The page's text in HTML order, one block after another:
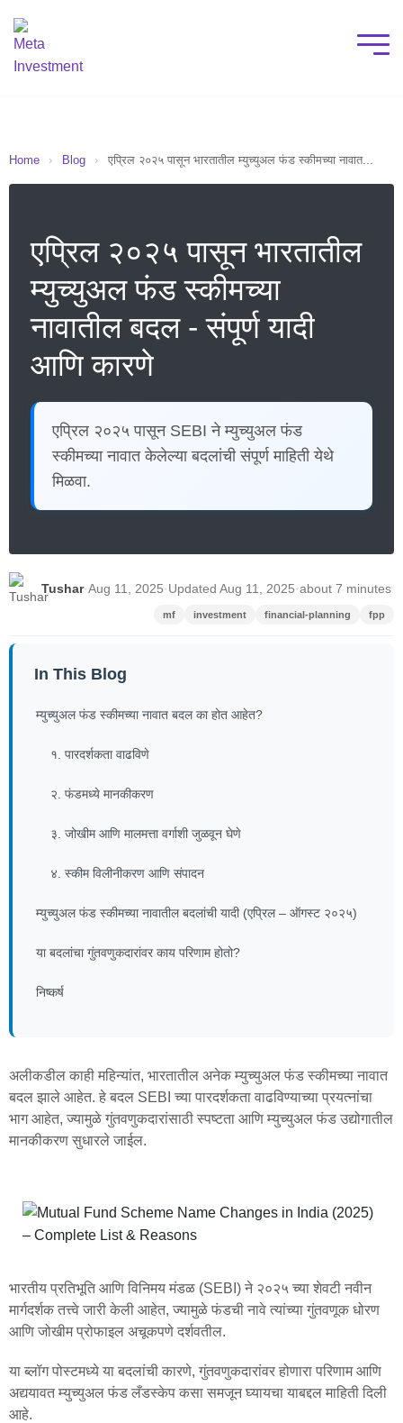
Home › Blog › एप्रिल २०२५ पासून भारतातील म्युच्युअल फंड स्कीमच्या नावात...
एप्रिल २०२५ पासून भारतातील
म्युच्युअल फंड स्कीमच्या
नावातील बदल - संपूर्ण यादी
आणि कारणे
एप्रिल २०२५ पासून SEBI ने म्युच्युअल फंड
स्कीमच्या नावात केलेल्या बदलांची संपूर्ण माहिती येथे
मिळवा.
Tushar·Aug 11, 2025·Updated Aug 11, 2025·about 7 minutes
mf investment financial-planning fpp
In This Blog
म्युच्युअल फंड स्कीमच्या नावात बदल का होत आहेत?
१. पारदर्शकता वाढविणे
२. फंडमध्ये मानकीकरण
३. जोखीम आणि मालमत्ता वर्गाशी जुळवून घेणे
४. स्कीम विलीनीकरण आणि संपादन
म्युच्युअल फंड स्कीमच्या नावातील बदलांची यादी (एप्रिल – ऑगस्ट २०२५)
या बदलांचा गुंतवणुकदारांवर काय परिणाम होतो?
निष्कर्ष
अलीकडील काही महिन्यांत, भारतातील अनेक म्युच्युअल फंड स्कीमच्या नावात
बदल झाले आहेत. हे बदल SEBI च्या पारदर्शकता वाढविण्याच्या प्रयत्नांचा
भाग आहेत, ज्यामुळे गुंतवणुकदारांसाठी स्पष्टता आणि म्युच्युअल फंड उद्योगातील
मानकीकरण सुधारले जाईल.
भारतीय प्रतिभूति आणि विनिमय मंडळ (SEBI) ने २०२५ च्या शेवटी नवीन
मार्गदर्शक तत्त्वे जारी केली आहेत, ज्यामुळे फंडची नावे त्यांच्या गुंतवणूक धोरण
आणि जोखीम प्रोफाइल अचूकपणे दर्शवतील.
या ब्लॉग पोस्टमध्ये या बदलांची कारणे, गुंतवणुकदारांवर होणारा परिणाम आणि
अद्ययावत म्युच्युअल फंड लँडस्केप कसा समजून घ्यायचा याबद्दल माहिती दिली
आहे.